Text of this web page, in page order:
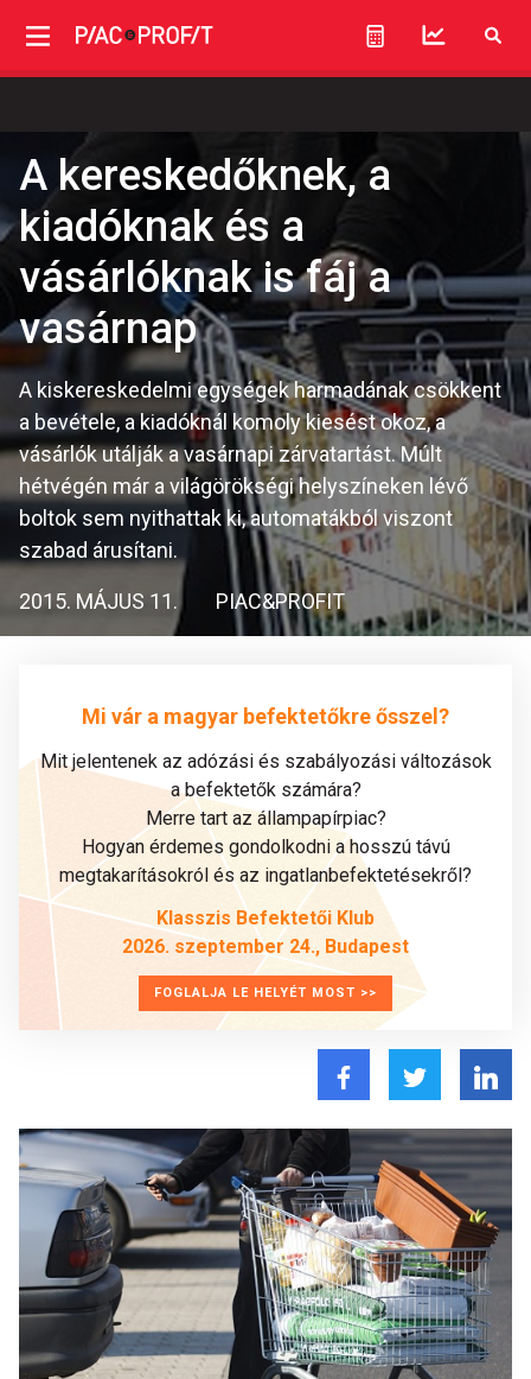
A kereskedőknek, a
kiadóknak és a
vásárlóknak is fáj a
vasárnap
A kiskereskedelmi egységek harmadának csökkent
a bevétele, a kiadóknál komoly kiesést okoz, a
vásárlók utálják a vasárnapi zárvatartást. Múlt
hétvégén már a világörökségi helyszíneken lévő
boltok sem nyithattak ki, automatákból viszont
szabad árusítani.
2015. MÁJUS 11. PIAC&PROFIT
Mi vár a magyar befektetőkre ősszel?
Mit jelentenek az adózási és szabályozási változások
a befektetők számára?
Merre tart az állampapírpiac?
Hogyan érdemes gondolkodni a hosszú távú
megtakarításokról és az ingatlanbefektetésekről?
Klasszis Befektetői Klub
2026. szeptember 24., Budapest
FOGLALJA LE HELYÉT MOST >>